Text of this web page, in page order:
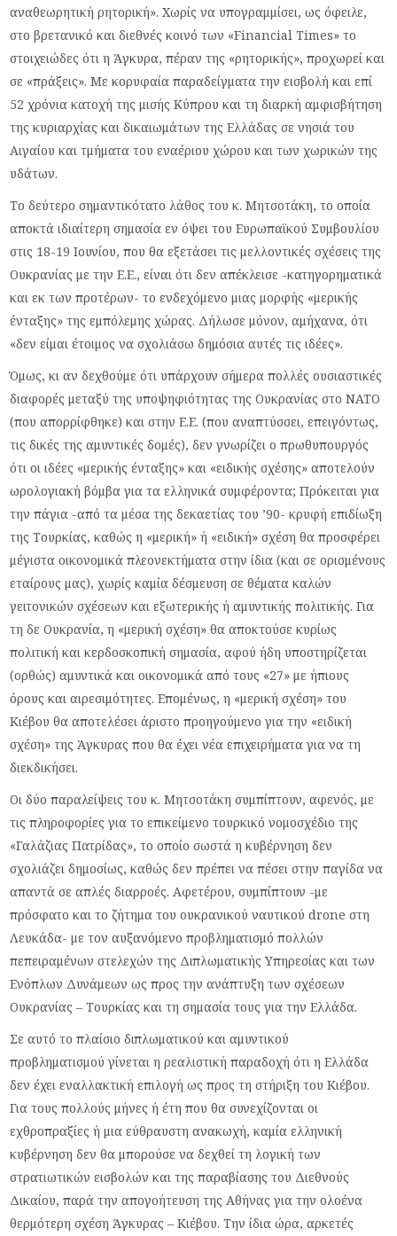
αναθεωρητική ρητορική». Χωρίς να υπογραμμίσει, ως όφειλε,
στο βρετανικό και διεθνές κοινό των «Financial Times» το
στοιχειώδες ότι η Άγκυρα, πέραν της «ρητορικής», προχωρεί και
σε «πράξεις». Με κορυφαία παραδείγματα την εισβολή και επί
52 χρόνια κατοχή της μισής Κύπρου και τη διαρκή αμφισβήτηση
της κυριαρχίας και δικαιωμάτων της Ελλάδας σε νησιά του
Αιγαίου και τμήματα του εναέριου χώρου και των χωρικών της
υδάτων.
Το δεύτερο σημαντικότατο λάθος του κ. Μητσοτάκη, το οποία
αποκτά ιδιαίτερη σημασία εν όψει του Ευρωπαϊκού Συμβουλίου
στις 18-19 Ιουνίου, που θα εξετάσει τις μελλοντικές σχέσεις της
Ουκρανίας με την Ε.Ε., είναι ότι δεν απέκλεισε -κατηγορηματικά
και εκ των προτέρων- το ενδεχόμενο μιας μορφής «μερικής
ένταξης» της εμπόλεμης χώρας. Δήλωσε μόνον, αμήχανα, ότι
«δεν είμαι έτοιμος να σχολιάσω δημόσια αυτές τις ιδέες».
Όμως, κι αν δεχθούμε ότι υπάρχουν σήμερα πολλές ουσιαστικές
διαφορές μεταξύ της υποψηφιότητας της Ουκρανίας στο ΝΑΤΟ
(που απορρίφθηκε) και στην Ε.Ε. (που αναπτύσσει, επειγόντως,
τις δικές της αμυντικές δομές), δεν γνωρίζει ο πρωθυπουργός
ότι οι ιδέες «μερικής ένταξης» και «ειδικής σχέσης» αποτελούν
ωρολογιακή βόμβα για τα ελληνικά συμφέροντα; Πρόκειται για
την πάγια -από τα μέσα της δεκαετίας του ’90- κρυφή επιδίωξη
της Τουρκίας, καθώς η «μερική» ή «ειδική» σχέση θα προσφέρει
μέγιστα οικονομικά πλεονεκτήματα στην ίδια (και σε ορισμένους
εταίρους μας), χωρίς καμία δέσμευση σε θέματα καλών
γειτονικών σχέσεων και εξωτερικής ή αμυντικής πολιτικής. Για
τη δε Ουκρανία, η «μερική σχέση» θα αποκτούσε κυρίως
πολιτική και κερδοσκοπική σημασία, αφού ήδη υποστηρίζεται
(ορθώς) αμυντικά και οικονομικά από τους «27» με ήπιους
όρους και αιρεσιμότητες. Επομένως, η «μερική σχέση» του
Κιέβου θα αποτελέσει άριστο προηγούμενο για την «ειδική
σχέση» της Άγκυρας που θα έχει νέα επιχειρήματα για να τη
διεκδικήσει.
Οι δύο παραλείψεις του κ. Μητσοτάκη συμπίπτουν, αφενός, με
τις πληροφορίες για το επικείμενο τουρκικό νομοσχέδιο της
«Γαλάζιας Πατρίδας», το οποίο σωστά η κυβέρνηση δεν
σχολιάζει δημοσίως, καθώς δεν πρέπει να πέσει στην παγίδα να
απαντά σε απλές διαρροές. Αφετέρου, συμπίπτουν -με
πρόσφατο και το ζήτημα του ουκρανικού ναυτικού drone στη
Λευκάδα- με τον αυξανόμενο προβληματισμό πολλών
πεπειραμένων στελεχών της Διπλωματικής Υπηρεσίας και των
Ενόπλων Δυνάμεων ως προς την ανάπτυξη των σχέσεων
Ουκρανίας – Τουρκίας και τη σημασία τους για την Ελλάδα.
Σε αυτό το πλαίσιο διπλωματικού και αμυντικού
προβληματισμού γίνεται η ρεαλιστική παραδοχή ότι η Ελλάδα
δεν έχει εναλλακτική επιλογή ως προς τη στήριξη του Κιέβου.
Για τους πολλούς μήνες ή έτη που θα συνεχίζονται οι
εχθροπραξίες ή μια εύθραυστη ανακωχή, καμία ελληνική
κυβέρνηση δεν θα μπορούσε να δεχθεί τη λογική των
στρατιωτικών εισβολών και της παραβίασης του Διεθνούς
Δικαίου, παρά την απογοήτευση της Αθήνας για την ολοένα
θερμότερη σχέση Άγκυρας – Κιέβου. Την ίδια ώρα, αρκετές